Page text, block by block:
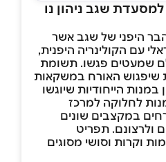
הנחה למסעדת שגב ניהון נו
הבר היפני של שגב אשר
עם הקולינריה היפנית,
שמעטים פגשו. תשומת
שיפגוש האורח במשקאות
במנות הייחודיות שיוגשו
לחלוקה למרכז
במקצבים שונים
ולרצונם. תפריט
וקרות וסושי מסוגים